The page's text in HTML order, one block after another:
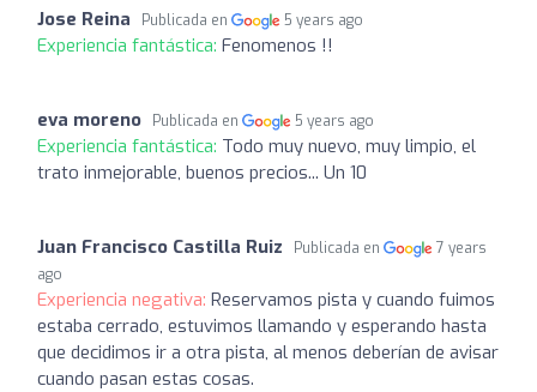
Jose Reina Publicada en 5 years ago
Experiencia fantástica: Fenomenos !!
eva moreno Publicada en 5 years ago
Experiencia fantástica: Todo muy nuevo, muy limpio, el
trato inmejorable, buenos precios... Un 10
Juan Francisco Castilla Ruiz Publicada en
7 years
ago
Experiencia negativa: Reservamos pista y cuando fuimos
estaba cerrado, estuvimos llamando y esperando hasta
que decidimos ir a otra pista, al menos deberían de avisar
cuando pasan estas cosas.